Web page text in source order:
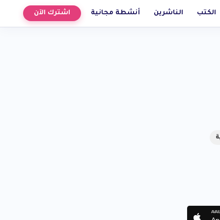
الكتب الناشرين أنشطة مجانية اشترك الآن